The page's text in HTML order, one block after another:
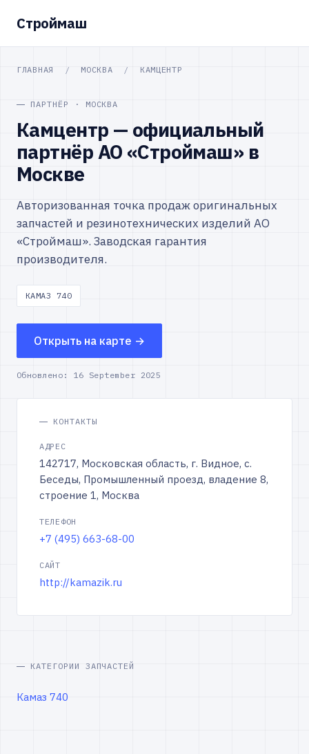
Строймаш
ГЛАВНАЯ / МОСКВА / КАМЦЕНТР
ПАРТНЁР · МОСКВА
Камцентр — официальный
партнёр АО «Строймаш» в
Москве
Авторизованная точка продаж оригинальных
запчастей и резинотехнических изделий АО
«Строймаш». Заводская гарантия
производителя.
КАМАЗ 740
Открыть на карте →
Обновлено: 16 September 2025
КОНТАКТЫ
АДРЕС
142717, Московская область, г. Видное, с.
Беседы, Промышленный проезд, владение 8,
строение 1, Москва
ТЕЛЕФОН
+7 (495) 663-68-00
САЙТ
http://kamazik.ru
КАТЕГОРИИ ЗАПЧАСТЕЙ
Камаз 740